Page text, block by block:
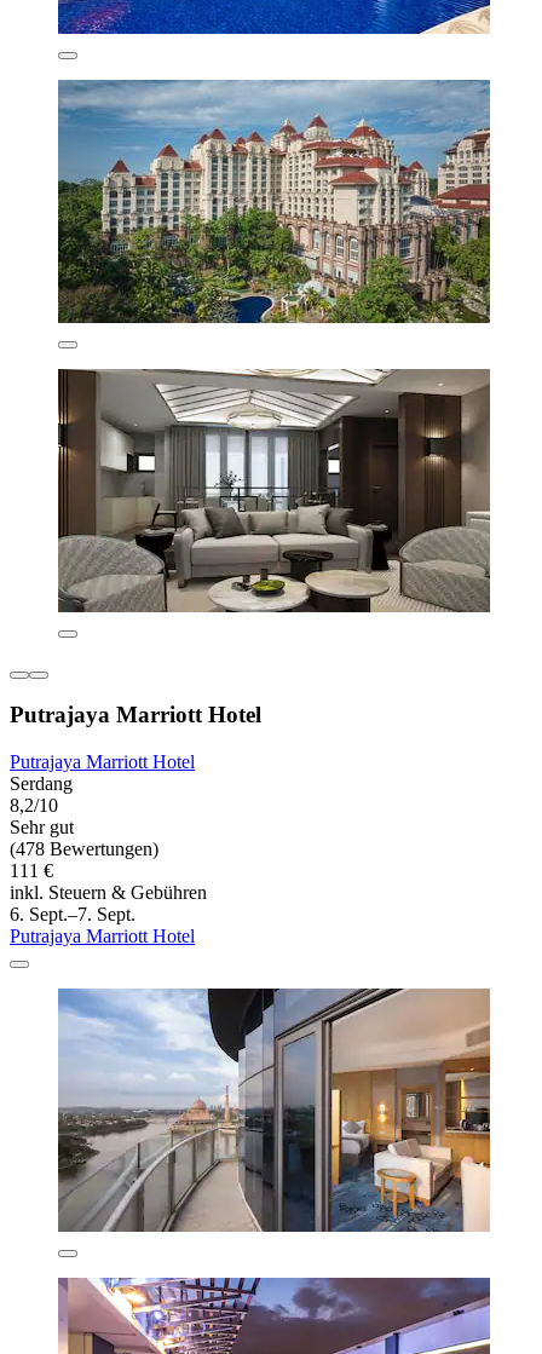
Putrajaya Marriott Hotel
Putrajaya Marriott Hotel
Serdang
8,2/10
Sehr gut
(478 Bewertungen)
111 €
inkl. Steuern & Gebühren
6. Sept.–7. Sept.
Putrajaya Marriott Hotel